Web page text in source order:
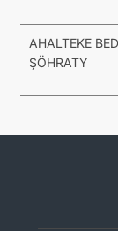
AHALTEKE
ŞÖHRATY